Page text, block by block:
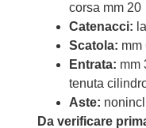
corsa mm 20
Catenacci:
Scatola: mm
Entrata: mm
tenuta
Aste:
Da verificare